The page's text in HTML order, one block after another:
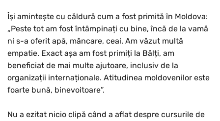
Își amintește cu căldură cum a fost primită în Moldova:
„Peste tot am fost întâmpinați cu bine, încă de la vamă
ni s-a oferit apă, mâncare, ceai. Am văzut multă
empatie. Exact așa am fost primiți la Bălți, am
beneficiat de mai multe ajutoare, inclusiv de la
organizații internaționale. Atitudinea moldovenilor este
foarte bună, binevoitoare”.
Nu a ezitat nicio clipă când a aflat despre cursurile de